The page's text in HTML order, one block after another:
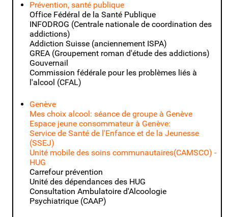
Prévention, santé publique
Office Fédéral de la Santé Publique
INFODROG (Centrale nationale de coordination des
addictions)
Addiction Suisse (anciennement ISPA)
GREA (Groupement roman d'étude des addictions)
Gouvernail
Commission fédérale pour les problèmes liés à
l'alcool (CFAL)
Genève
Mes choix alcool: séance de groupe à Genève
Espace jeune consommateur à Genève:
Service de Santé de l'Enfance et de la Jeunesse
(SSEJ)
Unité mobile des soins communautaires(CAMSCO) -
HUG
Carrefour prévention
Unité des dépendances des HUG
Consultation Ambulatoire d'Alcoologie
Psychiatrique (CAAP)